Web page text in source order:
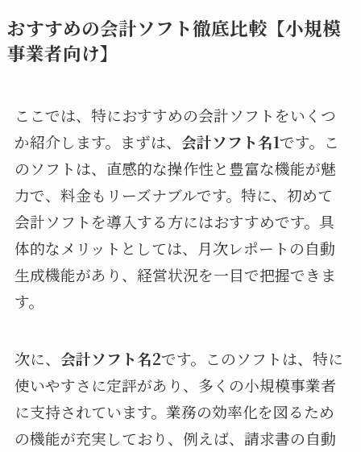
おすすめの会計ソフト徹底比較【小規模
事業者向け】
ここでは、特におすすめの会計ソフトをいくつ
か紹介します。まずは、 会計ソフト名1です。こ
のソフトは、直感的な操作性と豊富な機能が魅
力で、料金もリーズナブルです。特に、初めて
会計ソフトを導入する方にはおすすめです。具
体的なメリットとしては、月次レポートの自動
生成機能があり、経営状況を一目で把握できま
す。
次に、 会計ソフト名2です。このソフトは、特に
使いやすさに定評があり、多くの小規模事業者
に支持されています。業務の効率化を図るため
の機能が充実しており、例えば、請求書の自動